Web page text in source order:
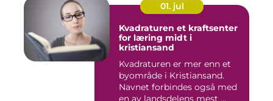
01. jul
Kvadraturen et kraftsenter
for læring midt i
kristiansand
Kvadraturen er mer enn et
byområde i Kristiansand.
Navnet forbindes også med
en av landsdelens mest ...